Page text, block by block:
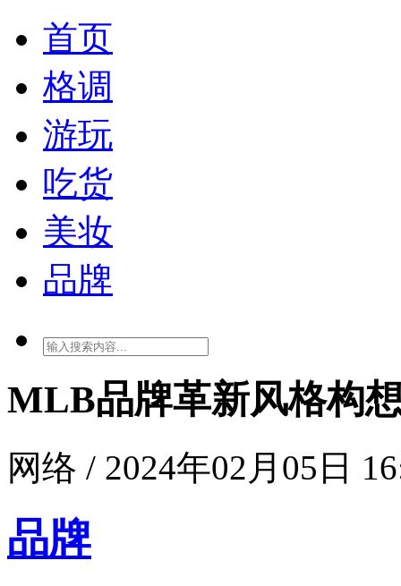
首页
格调
游玩
吃货
美妆
品牌
MLB品牌革新风格构
网络 / 2024年02月05日
品牌